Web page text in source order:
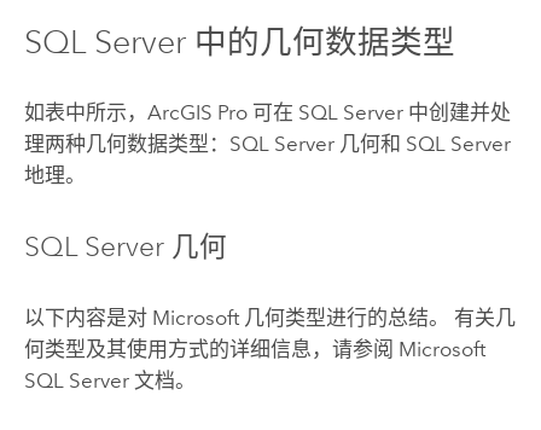
SQL Server中的几何数据类型
如表中所示， ArcGIS Pro可在 SQL Server中创建并处
理两种几何数据类型： SQL Server几何和 SQL Server
地理。
SQL Server几何
以下内容是对 Microsoft几何类型进行的总结。 有关几
何类型及其使用方式的详细信息，请参阅 Microsoft
SQL Server文档。